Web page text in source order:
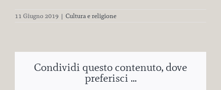
11 Giugno 2019 | Cultura e religione
Condividi questo contenuto, dove
preferisci ...